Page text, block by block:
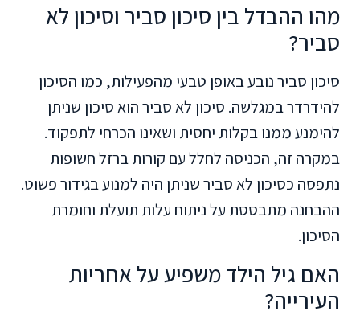
מהו ההבדל בין סיכון סביר וסיכון לא
סביר?
סיכון סביר נובע באופן טבעי מהפעילות, כמו הסיכון
להידרדר במגלשה. סיכון לא סביר הוא סיכון שניתן
להימנע ממנו בקלות יחסית ושאינו הכרחי לתפקוד.
במקרה זה, הכניסה לחלל עם קורות ברזל חשופות
נתפסה כסיכון לא סביר שניתן היה למנוע בגידור פשוט.
ההבחנה מתבססת על ניתוח עלות תועלת וחומרת
הסיכון.
האם גיל הילד משפיע על אחריות
העירייה?